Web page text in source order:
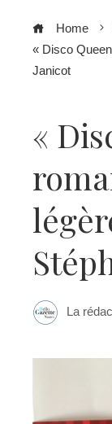
Home
« Disco
Janicot
«
La